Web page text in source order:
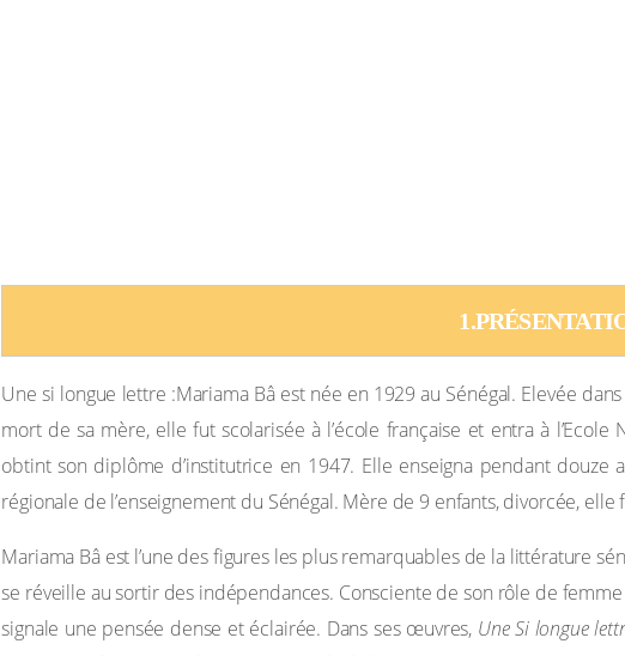
Une si longue lettre :Mariama Bâ est née en 1929 au Sénégal. Elevée
mort de sa mère, elle fut scolarisée à l’école française et entra à
obtint son diplôme d’institutrice en 1947. Elle enseigna pendant douze
régionale de l’enseignement du Sénégal. Mère de 9 enfants, divorcée,
Mariama Bâ est l’une des figures les plus remarquables de la littérature
se réveille au sortir des indépendances. Consciente de son rôle de
signale une pensée dense et éclairée. Dans ses œuvres, Une Si longue